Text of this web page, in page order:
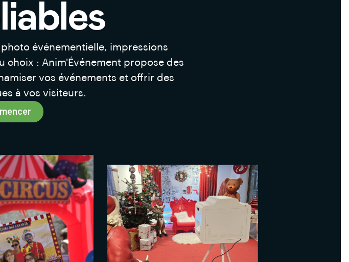
événementielle, impressions
choix : Anim'Événement propose des
vos événements et offrir des
à vos visiteurs.